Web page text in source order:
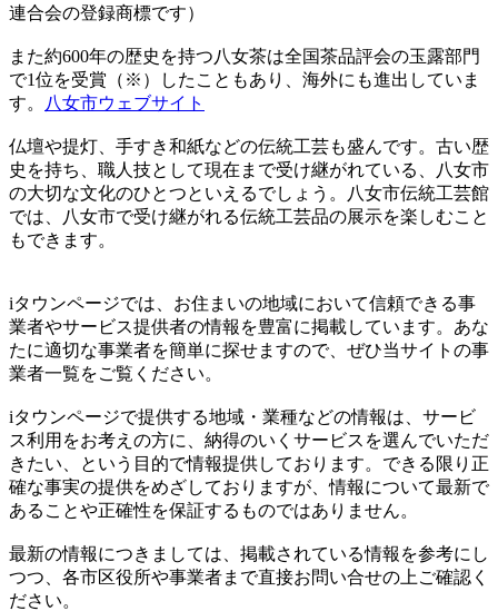
連合会の登録商標です）
また約600年の歴史を持つ八女茶は全国茶品評会の玉露部門
で1位を受賞（※）したこともあり、海外にも進出していま
す。
八女市ウェブサイト
仏壇や提灯、手すき和紙などの伝統工芸も盛んです。古い歴
史を持ち、職人技として現在まで受け継がれている、八女市
の大切な文化のひとつといえるでしょう。八女市伝統工芸館
では、八女市で受け継がれる伝統工芸品の展示を楽しむこと
もできます。
iタウンページでは、お住まいの地域において信頼できる事
業者やサービス提供者の情報を豊富に掲載しています。あな
たに適切な事業者を簡単に探せますので、ぜひ当サイトの事
業者一覧をご覧ください。
iタウンページで提供する地域・業種などの情報は、サービ
ス利用をお考えの方に、納得のいくサービスを選んでいただ
きたい、という目的で情報提供しております。できる限り正
確な事実の提供をめざしておりますが、情報について最新で
あることや正確性を保証するものではありません。
最新の情報につきましては、掲載されている情報を参考にし
つつ、各市区役所や事業者まで直接お問い合せの上ご確認く
ださい。